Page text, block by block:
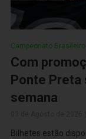
Campeonato Brasileiro
Com
Ponte Preta
semana
Bilhetes estão